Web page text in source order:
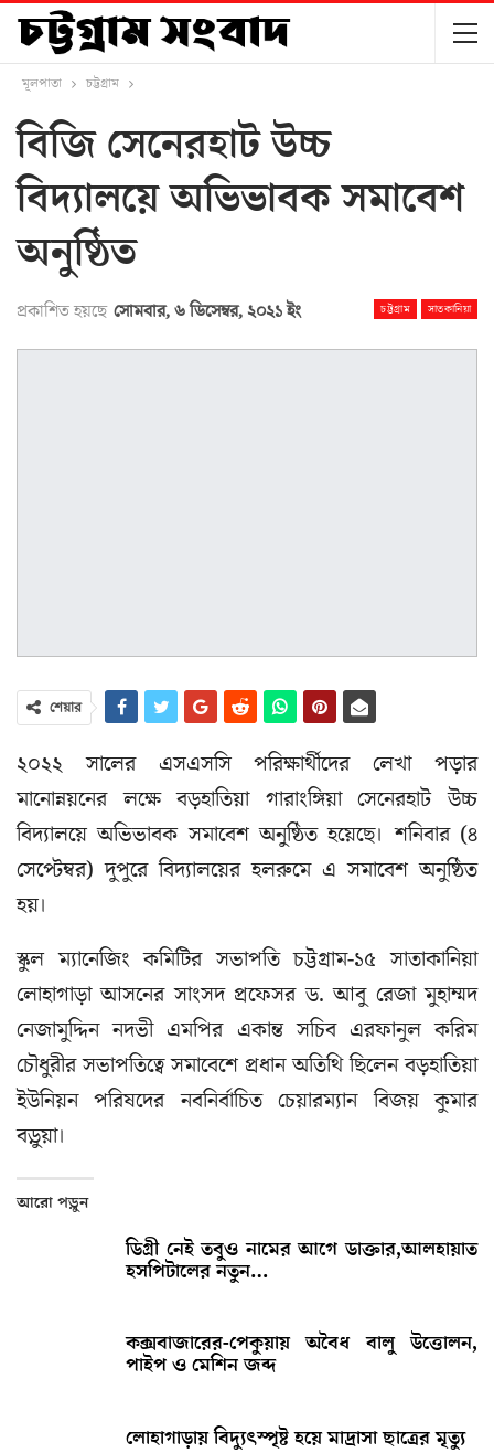
মূলপাতা চট্টগ্রাম
বিজি সেনেরহাট উচ্চ
বিদ্যালয়ে অভিভাবক সমাবেশ
অনুষ্ঠিত
চট্টগ্রাম সাতকানিয়া
প্রকাশিত হয়ছে সোমবার, ৬ ডিসেম্বর, ২০২১ ইং
শেয়ার
২০২২ সালের এসএসসি পরিক্ষার্থীদের লেখা পড়ার
মানোন্নয়নের লক্ষে বড়হাতিয়া গারাংঙ্গিয়া সেনেরহাট উচ্চ
বিদ্যালয়ে অভিভাবক সমাবেশ অনুষ্ঠিত হয়েছে। শনিবার (৪
সেপ্টেম্বর) দুপুরে বিদ্যালয়ের হলরুমে এ সমাবেশ অনুষ্ঠিত
হয়।
স্কুল ম্যানেজিং কমিটির সভাপতি চট্টগ্রাম-১৫ সাতাকানিয়া
লোহাগাড়া আসনের সাংসদ প্রফেসর ড. আবু রেজা মুহাম্মদ
নেজামুদ্দিন নদভী এমপির একান্ত সচিব এরফানুল করিম
চৌধুরীর সভাপতিত্বে সমাবেশে প্রধান অতিথি ছিলেন বড়হাতিয়া
ইউনিয়ন পরিষদের নবনির্বাচিত চেয়ারম্যান বিজয় কুমার
বড়ুয়া।
আরো পড়ুন
ডিগ্রী নেই তবুও নামের আগে ডাক্তার,আলহায়াত
হসপিটালের নতুন…
কক্সবাজারের-পেকুয়ায় অবৈধ বালু উত্তোলন,
পাইপ ও মেশিন জব্দ
লোহাগাড়ায় বিদ্যুৎস্পৃষ্ট হয়ে মাদ্রাসা ছাত্রের মৃত্যু